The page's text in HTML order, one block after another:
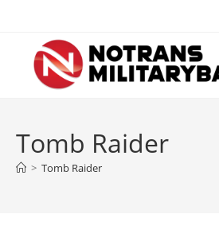
content
Tomb Raider
> Tomb Raider